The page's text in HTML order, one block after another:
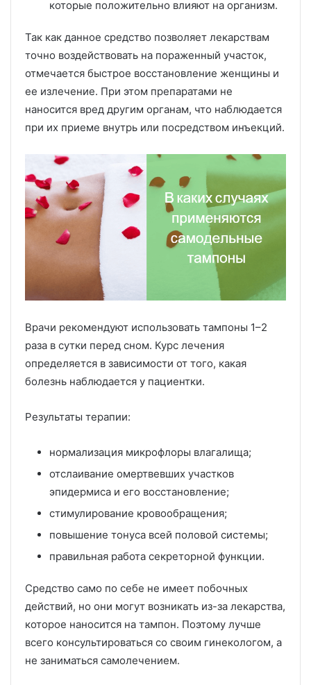
которые положительно влияют на организм.
Так как данное средство позволяет лекарствам
точно воздействовать на пораженный участок,
отмечается быстрое восстановление женщины и
ее излечение. При этом препаратами не
наносится вред другим органам, что наблюдается
при их приеме внутрь или посредством инъекций.
Врачи рекомендуют использовать тампоны 1–2
раза в сутки перед сном. Курс лечения
определяется в зависимости от того, какая
болезнь наблюдается у пациентки.
Результаты терапии:
нормализация микрофлоры влагалища;
отслаивание омертвевших участков
эпидермиса и его восстановление;
стимулирование кровообращения;
повышение тонуса всей половой системы;
правильная работа секреторной функции.
Средство само по себе не имеет побочных
действий, но они могут возникать из-за лекарства,
которое наносится на тампон. Поэтому лучше
всего консультироваться со своим гинекологом, а
не заниматься самолечением.